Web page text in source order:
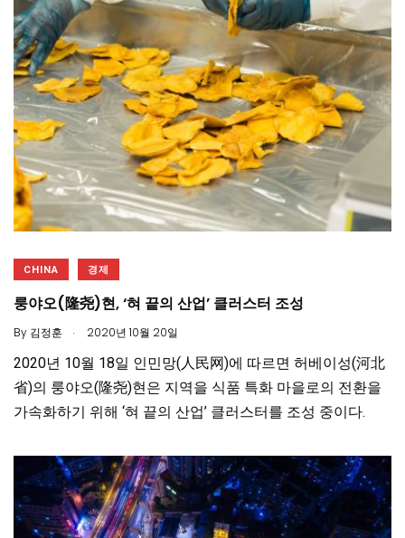
CHINA 경제
룽야오(隆尧)현, ‘혀 끝의 산업’ 클러스터 조성
By 김정훈 . 2020년 10월 20일
2020년 10월 18일 인민망(人民网)에 따르면 허베이성(河北
省)의 룽야오(隆尧)현은 지역을 식품 특화 마을로의 전환을
가속화하기 위해 ‘혀 끝의 산업’ 클러스터를 조성 중이다.